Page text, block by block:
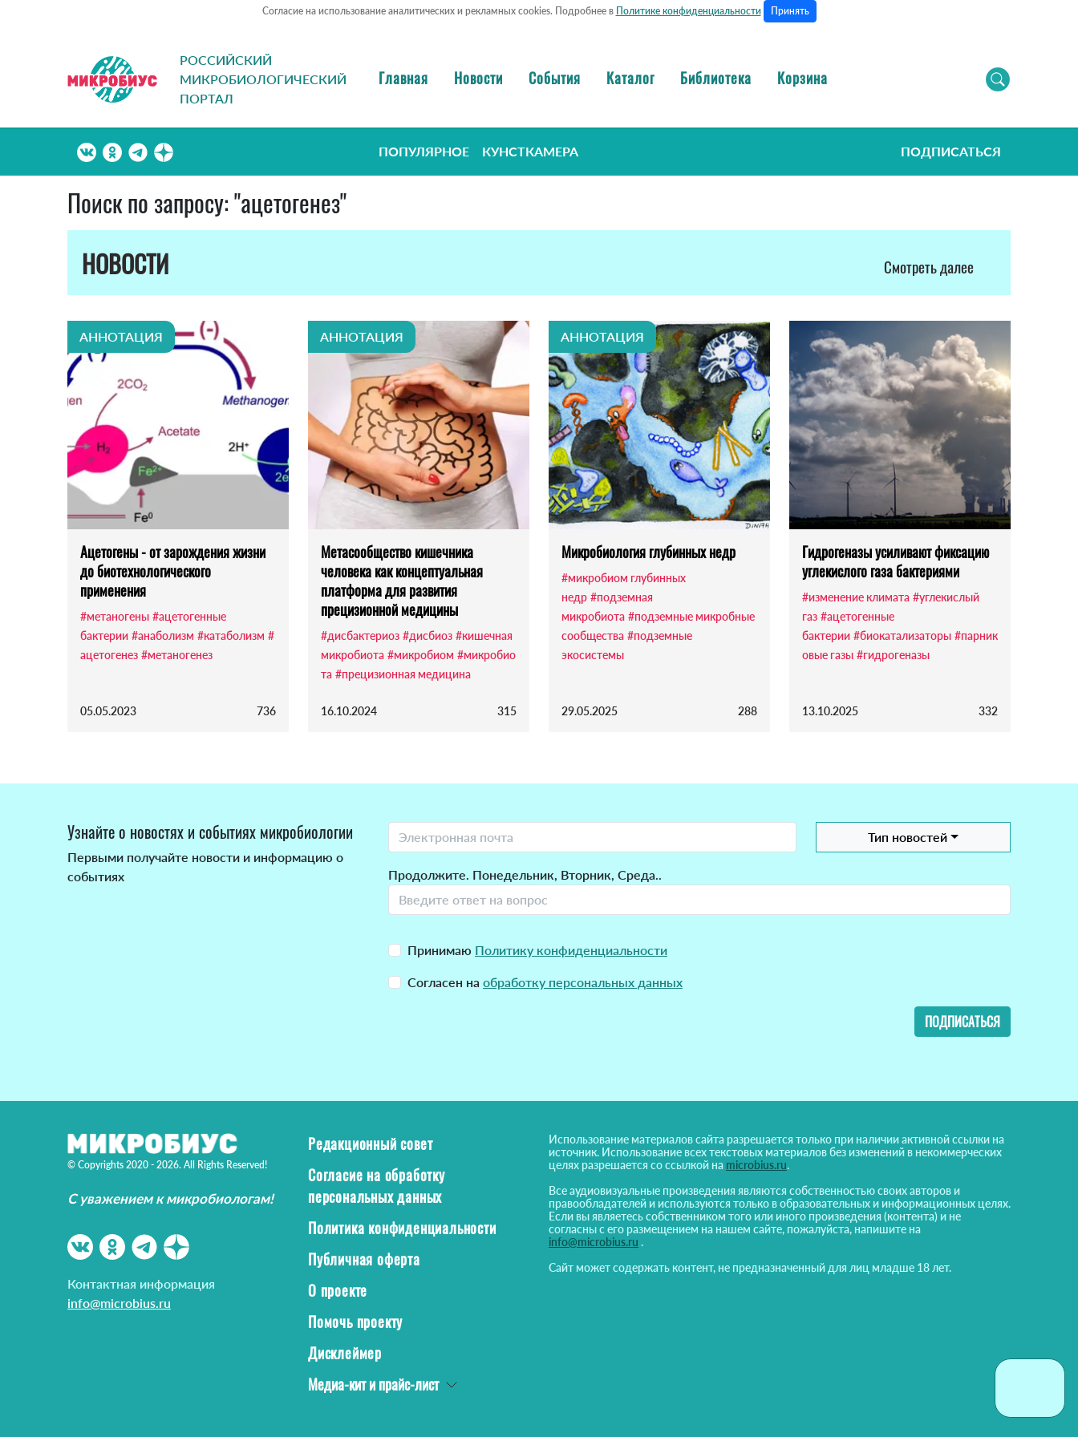
Согласие на использование аналитических и рекламных cookies. Подробнее в Политике конфиденциальности Принять
РОССИЙСКИЙ
МИКРОБИОЛОГИЧЕСКИЙ
ПОРТАЛ
Главная Новости События Каталог Библиотека Корзина
ПОПУЛЯРНОЕ КУНСТКАМЕРА ПОДПИСАТЬСЯ
Поиск по запросу: "ацетогенез"
НОВОСТИ
Смотреть далее
АННОТАЦИЯ
Ацетогены - от зарождения жизни
до биотехнологического
применения
#метаногены #ацетогенные
бактерии #анаболизм #катаболизм #
ацетогенез #метаногенез
05.05.2023 736
АННОТАЦИЯ
Метасообщество кишечника
человека как концептуальная
платформа для развития
прецизионной медицины
#дисбактериоз #дисбиоз #кишечная
микробиота #микробиом #микробио
та #прецизионная медицина
16.10.2024 315
АННОТАЦИЯ
Микробиология глубинных недр
#микробиом глубинных
недр #подземная
микробиота #подземные микробные
сообщества #подземные
экосистемы
29.05.2025 288
Гидрогеназы усиливают фиксацию
углекислого газа бактериями
#изменение климата #углекислый
газ #ацетогенные
бактерии #биокатализаторы #парник
овые газы #гидрогеназы
13.10.2025 332
Узнайте о новостях и событиях микробиологии
Первыми получайте новости и информацию о
событиях
Тип новостей
Продолжите. Понедельник, Вторник, Среда..
Принимаю Политику конфиденциальности
Согласен на обработку персональных данных
ПОДПИСАТЬСЯ
© Copyrights 2020 - 2026. All Rights Reserved!
С уважением к микробиологам!
Контактная информация
info@microbius.ru
Редакционный совет
Согласие на обработку
персональных данных
Политика конфиденциальности
Публичная оферта
О проекте
Помочь проекту
Дисклеймер
Медиа-кит и прайс-лист
Использование материалов сайта разрешается только при наличии активной ссылки на
источник. Использование всех текстовых материалов без изменений в некоммерческих
целях разрешается со ссылкой на microbius.ru.
Все аудиовизуальные произведения являются собственностью своих авторов и
правообладателей и используются только в образовательных и информационных целях.
Если вы являетесь собственником того или иного произведения (контента) и не
согласны с его размещением на нашем сайте, пожалуйста, напишите на
info@microbius.ru .
Сайт может содержать контент, не предназначенный для лиц младше 18 лет.